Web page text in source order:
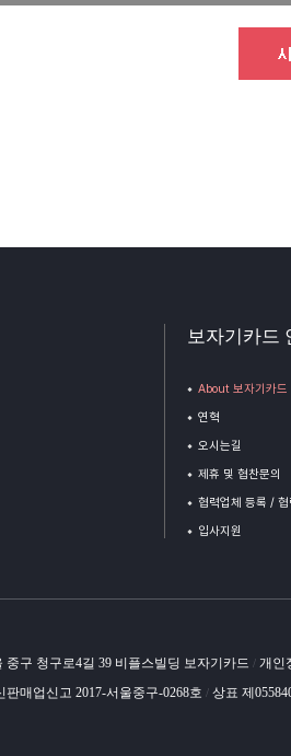
보자기카드
About 보자기카드
연혁
오시는길
제휴 및 협찬문의
협력업체 등록 /
입사지원
중구 청구로4길 39 비플스빌딩 보자기카드 / 개인
판매업신고 2017-서울중구-0268호 / 상표 제